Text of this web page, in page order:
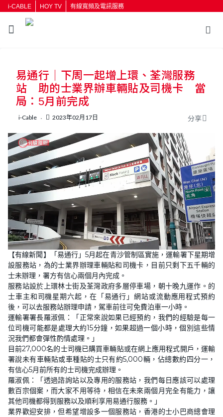
i-CABLE HOY TV 有線寬頻及電訊服務
按輸入鍵開始搜尋
易通行｜下周一起增上環、荃灣服務
站 助的士業界辦車輛貼及司機卡 當
局：5月前完成
i-Cable 2023年02月17日 分享
U
n
m
u
t
e
o
a
d
e
d
:
2
1
.
6
0
%
【有線新聞】「易通行」5月起在青沙管制區實施，運輸署下星期增
設服務站，為的士業界辦理車輛貼和司機卡，目前只剩下五千輛的
士未辦理，署方有信心兩個月內完成。
服務站設於上環林士街及荃灣政府多層停車場，朝十晚九運作。的
士車主和司機星期六起，在「易通行」網站或流動應用程式預約
後，可以去服務站辦理申請，駕車前往可免費泊車一小時。
運輸署署長羅淑佩：「正常來說如果已經預約，我們的經驗是每一
位司機可能都是處理大約15分鐘，如果超過一個小時，個別這些情
況我們都會彈性酌情處理。」
目前27,000名的士司機已購買車輛貼或在網上應用程式開戶，運輸
署說未有車輛貼或車種貼的士只有約5,000輛，佔總數約四分一，
有信心5月前所有的士司機完成辦理。
羅淑佩：「透過諮詢站以及專用的服務站，我們每日應該可以處理
數百宗個案，而大家不用等待，相信在未來兩個月完全有能力，讓
其他司機都得到服務以及順利享用易通行服務。」
業界歡迎安排，但希望增設多一個服務站，香港的士小巴商總會理